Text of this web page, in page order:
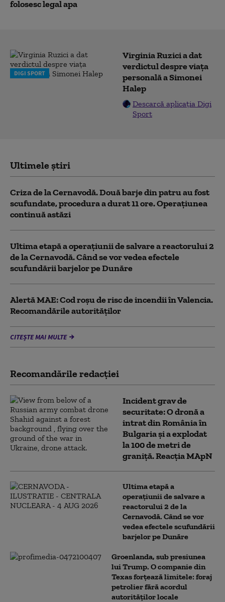
folosesc legal apa
DIGI SPORT
Virginia Ruzici a dat
verdictul despre viața
personală a Simonei
Halep
Descarcă aplicația Digi
Sport
Ultimele știri
Criza de la Cernavodă. Două barje din patru au fost
scufundate, procedura a durat 11 ore. Operațiunea
continuă astăzi
Ultima etapă a operațiunii de salvare a reactorului 2
de la Cernavodă. Când se vor vedea efectele
scufundării barjelor pe Dunăre
Alertă MAE: Cod roșu de risc de incendii în Valencia.
Recomandările autorităților
CITEȘTE MAI MULTE
Recomandările redacţiei
Incident grav de
securitate: O dronă a
intrat din România în
Bulgaria şi a explodat
la 100 de metri de
graniţă. Reacția MApN
Ultima etapă a
operațiunii de salvare a
reactorului 2 de la
Cernavodă. Când se vor
vedea efectele scufundării
barjelor pe Dunăre
Groenlanda, sub presiunea
lui Trump. O companie din
Texas forțează limitele: foraj
petrolier fără acordul
autorităților locale